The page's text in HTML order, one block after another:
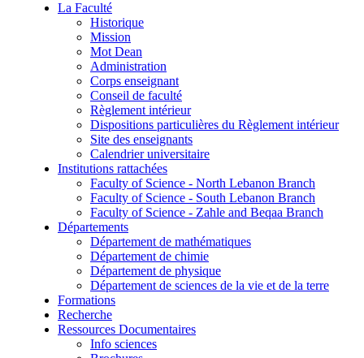
La Faculté
Historique
Mission
Mot Dean
Administration
Corps enseignant
Conseil de faculté
Règlement intérieur
Dispositions particulières du Règlement intérieur
Site des enseignants
Calendrier universitaire
Institutions rattachées
Faculty of Science - North Lebanon Branch
Faculty of Science - South Lebanon Branch
Faculty of Science - Zahle and Beqaa Branch
Départements
Département de mathématiques
Département de chimie
Département de physique
Département de sciences de la vie et de la terre
Formations
Recherche
Ressources Documentaires
Info sciences